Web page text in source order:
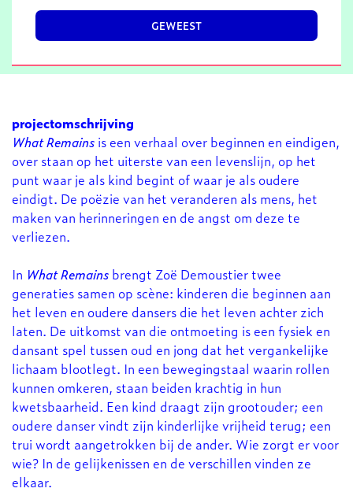
GEWEEST
projectomschrijving
What Remains is een verhaal over beginnen en eindigen,
over staan op het uiterste van een levenslijn, op het
punt waar je als kind begint of waar je als oudere
eindigt. De poëzie van het veranderen als mens, het
maken van herinneringen en de angst om deze te
verliezen.
In What Remains brengt Zoë Demoustier twee
generaties samen op scène: kinderen die beginnen aan
het leven en oudere dansers die het leven achter zich
laten. De uitkomst van die ontmoeting is een fysiek en
dansant spel tussen oud en jong dat het vergankelijke
lichaam blootlegt. In een bewegingstaal waarin rollen
kunnen omkeren, staan beiden krachtig in hun
kwetsbaarheid. Een kind draagt zijn grootouder; een
oudere danser vindt zijn kinderlijke vrijheid terug; een
trui wordt aangetrokken bij de ander. Wie zorgt er voor
wie? In de gelijkenissen en de verschillen vinden ze
elkaar.
Inzoomen